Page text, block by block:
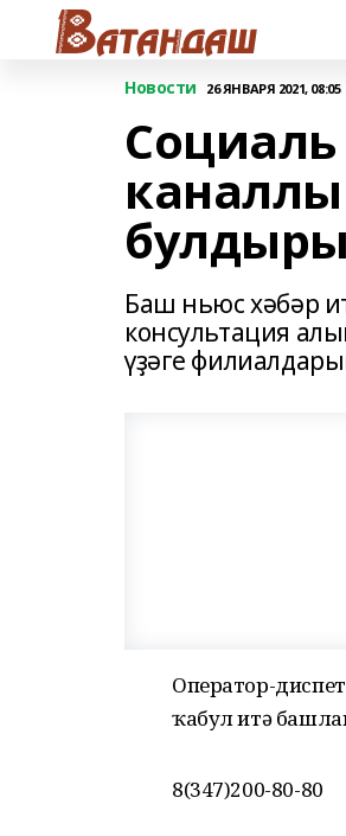
Новости 26 ЯНВАРЯ 2021, 08:05
Баш ньюс хәбәр
консультация
үҙәге
Оператор-
ҡабул итә
8(347)200-80-80